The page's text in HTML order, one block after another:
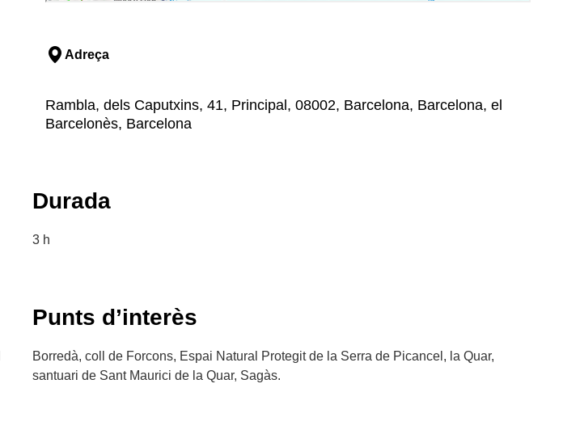
Adreça
Rambla, dels Caputxins, 41, Principal, 08002, Barcelona, Barcelona, el
Barcelonès, Barcelona
Durada
3 h
Punts d’interès
Borredà, coll de Forcons, Espai Natural Protegit de la Serra de Picancel, la Quar,
santuari de Sant Maurici de la Quar, Sagàs.